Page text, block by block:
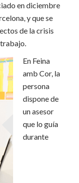
en diciembre
y que se
de la crisis
En Feina
amb Cor, la
persona
dispone de
un asesor
que lo guía
durante